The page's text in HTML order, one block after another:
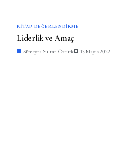
KITAP-DEĞERLENDIRME
Liderlik ve Amaç
Sümeyra Sultan Öztürk 13 Mayıs 2022